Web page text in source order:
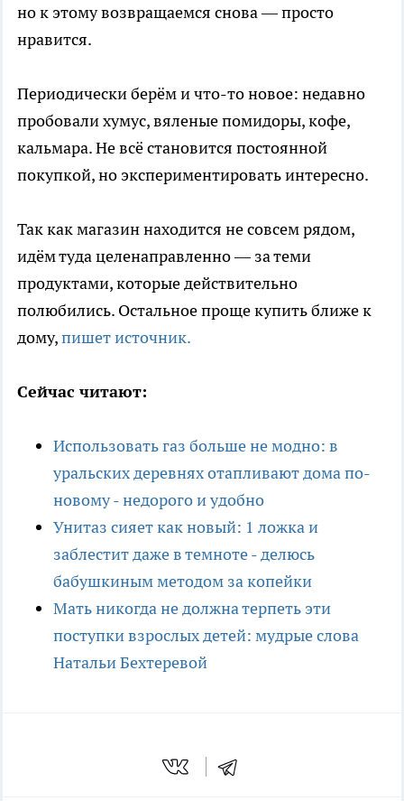
но к этому возвращаемся снова — просто
нравится.
Периодически берём и что-то новое: недавно
пробовали хумус, вяленые помидоры, кофе,
кальмара. Не всё становится постоянной
покупкой, но экспериментировать интересно.
Так как магазин находится не совсем рядом,
идём туда целенаправленно — за теми
продуктами, которые действительно
полюбились. Остальное проще купить ближе к
дому,пишет источник.
Сейчас читают:
Использовать газ больше не модно: в
уральских деревнях отапливают дома по-
новому - недорого и удобно
Унитаз сияет как новый: 1 ложка и
заблестит даже в темноте - делюсь
бабушкиным методом за копейки
Мать никогда не должна терпеть эти
поступки взрослых детей: мудрые слова
Натальи Бехтеревой